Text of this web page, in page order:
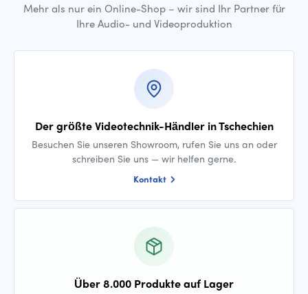
Mehr als nur ein Online-Shop – wir sind Ihr Partner für
Ihre Audio- und Videoproduktion
Der größte Videotechnik-Händler in Tschechien
Besuchen Sie unseren Showroom, rufen Sie uns an oder
schreiben Sie uns — wir helfen gerne.
Kontakt
Über 8.000 Produkte auf Lager